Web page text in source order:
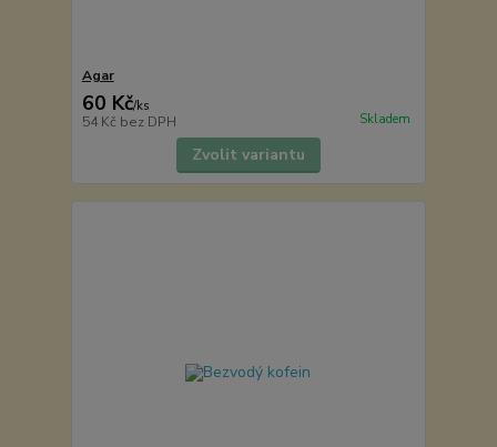
Agar
60 Kč/ks
54 Kč bez DPH Skladem
Zvolit variantu